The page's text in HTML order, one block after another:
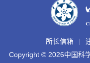
所长信箱
Copyright © 2026中国科